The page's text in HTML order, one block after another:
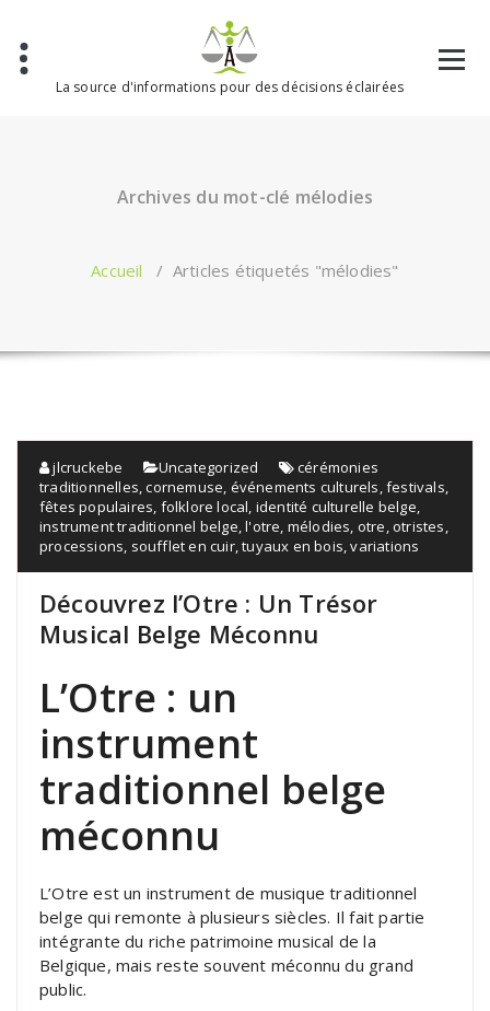
contenu
La source d'informations pour des décisions éclairées
Archives du mot-clé mélodies
Accueil / Articles étiquetés "mélodies"
jlcruckebe Uncategorized
cérémonies
traditionnelles ,cornemuse événements culturels ,festivals
fêtes populaires folklore local identité culturelle belge
instrument traditionnel belge ,l'otre mélodies otre ,otristes
processions soufflet en cuir,tuyaux en bois ,variations
Découvrez l’Otre : Un Trésor
Musical Belge Méconnu
L’Otre : un
instrument
traditionnel belge
méconnu
L’Otre est un instrument de musique traditionnel
belge qui remonte à plusieurs siècles. Il fait partie
intégrante du riche patrimoine musical de la
Belgique, mais reste souvent méconnu du grand
public.